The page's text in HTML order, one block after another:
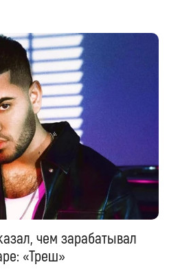
чем зарабатывал
«Треш»